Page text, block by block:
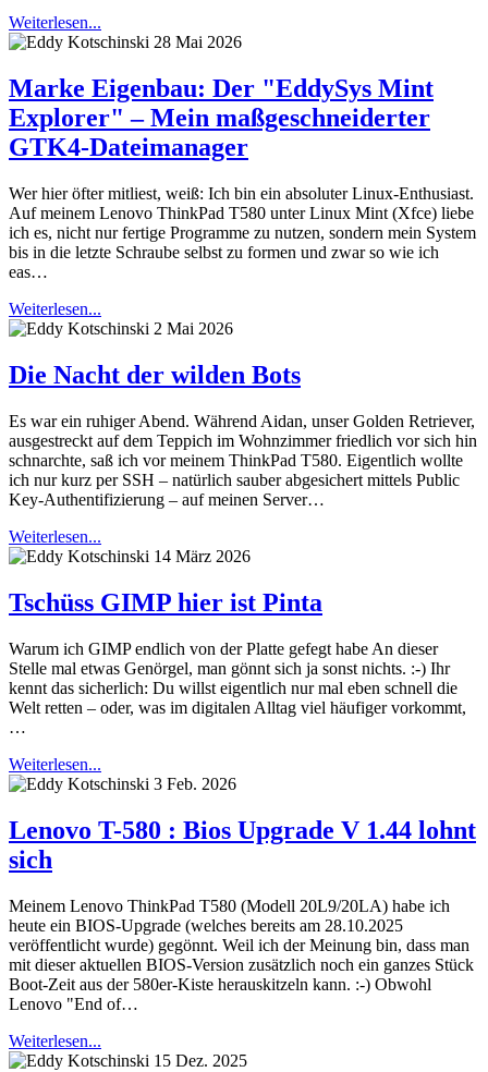
Weiterlesen...
28 Mai 2026
Marke Eigenbau: Der "EddySys Mint
Explorer" – Mein maßgeschneiderter
GTK4-Dateimanager
Wer hier öfter mitliest, weiß: Ich bin ein absoluter Linux-Enthusiast.
Auf meinem Lenovo ThinkPad T580 unter Linux Mint (Xfce) liebe
ich es, nicht nur fertige Programme zu nutzen, sondern mein System
bis in die letzte Schraube selbst zu formen und zwar so wie ich
eas…
Weiterlesen...
2 Mai 2026
Die Nacht der wilden Bots
Es war ein ruhiger Abend. Während Aidan, unser Golden Retriever,
ausgestreckt auf dem Teppich im Wohnzimmer friedlich vor sich hin
schnarchte, saß ich vor meinem ThinkPad T580. Eigentlich wollte
ich nur kurz per SSH – natürlich sauber abgesichert mittels Public
Key-Authentifizierung – auf meinen Server…
Weiterlesen...
14 März 2026
Tschüss GIMP hier ist Pinta
Warum ich GIMP endlich von der Platte gefegt habe An dieser
Stelle mal etwas Genörgel, man gönnt sich ja sonst nichts. :-) Ihr
kennt das sicherlich: Du willst eigentlich nur mal eben schnell die
Welt retten – oder, was im digitalen Alltag viel häufiger vorkommt,
…
Weiterlesen...
3 Feb. 2026
Lenovo T-580 : Bios Upgrade V 1.44 lohnt
sich
Meinem Lenovo ThinkPad T580 (Modell 20L9/20LA) habe ich
heute ein BIOS-Upgrade (welches bereits am 28.10.2025
veröffentlicht wurde) gegönnt. Weil ich der Meinung bin, dass man
mit dieser aktuellen BIOS-Version zusätzlich noch ein ganzes Stück
Boot-Zeit aus der 580er-Kiste herauskitzeln kann. :-) Obwohl
Lenovo "End of…
Weiterlesen...
15 Dez. 2025